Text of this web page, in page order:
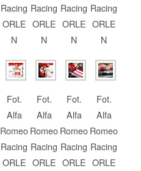
Racing
ORLE
N
Racing
ORLE
N
Racing
ORLE
N
Racing
ORLE
N
Fot.
Alfa
Romeo
Racing
ORLE
Fot.
Alfa
Romeo
Racing
ORLE
Fot.
Alfa
Romeo
Racing
ORLE
Fot.
Alfa
Romeo
Racing
ORLE